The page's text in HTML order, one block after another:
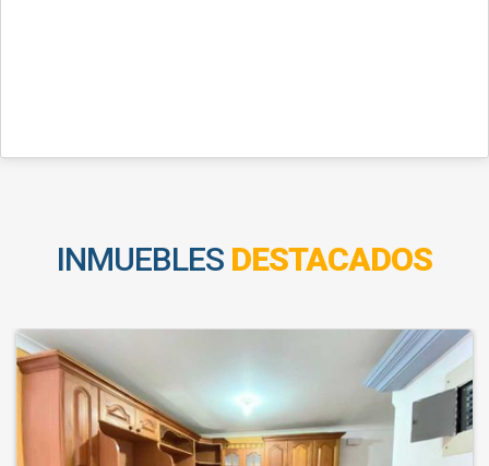
INMUEBLES DESTACADOS